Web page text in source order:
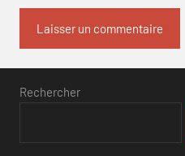
Rechercher